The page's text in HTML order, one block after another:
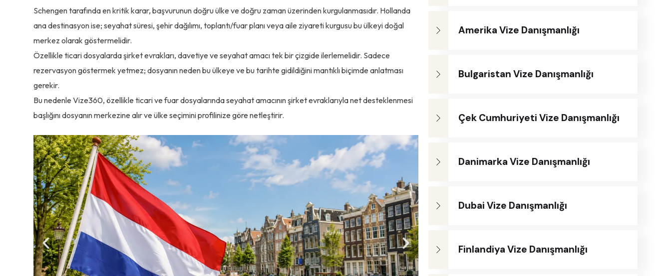
Schengen tarafında en kritik karar, başvurunun doğru ülke ve doğru zaman üzerinden kurgulanmasıdır. Hollanda
ana destinasyon ise; seyahat süresi, şehir dağılımı, toplantı/fuar planı veya aile ziyareti kurgusu bu ülkeyi doğal
merkez olarak göstermelidir.
Özellikle ticari dosyalarda şirket evrakları, davetiye ve seyahat amacı tek bir çizgide ilerlemelidir. Sadece
rezervasyon göstermek yetmez; dosyanın neden bu ülkeye ve bu tarihte gidildiğini mantıklı biçimde anlatması
gerekir.
Bu nedenle Vize360, özellikle ticari ve fuar dosyalarında seyahat amacının şirket evraklarıyla net desteklenmesi
başlığını dosyanın merkezine alır ve ülke seçimini profilinize göre netleştirir.
Amerika Vize Danışmanlığı
Bulgaristan Vize Danışmanlığı
Çek Cumhuriyeti Vize Danışmanlığı
Danimarka Vize Danışmanlığı
Dubai Vize Danışmanlığı
Finlandiya Vize Danışmanlığı